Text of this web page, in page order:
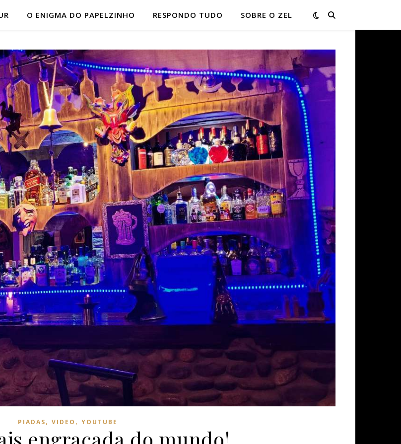
O ENIGMA DO PAPELZINHO RESPONDO TUDO SOBRE O ZEL
PIADAS, VIDEO , YOUTUBE